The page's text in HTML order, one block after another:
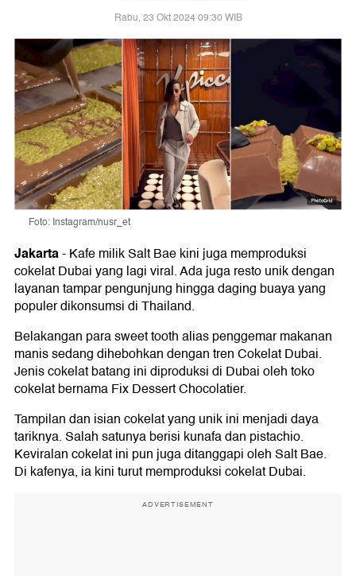
Rabu, 23 Okt 2024 09:30 WIB
Foto: Instagram/nusr_et
Jakarta-Kafe milik Salt Bae kini juga memproduksi
cokelat Dubai yang lagi viral. Ada juga resto unik dengan
layanan tampar pengunjung hingga daging buaya yang
populer dikonsumsi di Thailand.
Belakangan para sweet tooth alias penggemar makanan
manis sedang dihebohkan dengan tren Cokelat Dubai.
Jenis cokelat batang ini diproduksi di Dubai oleh toko
cokelat bernama Fix Dessert Chocolatier.
Tampilan dan isian cokelat yang unik ini menjadi daya
tariknya. Salah satunya berisi kunafa dan pistachio.
Keviralan cokelat ini pun juga ditanggapi oleh Salt Bae.
Di kafenya, ia kini turut memproduksi cokelat Dubai.
ADVERTISEMENT